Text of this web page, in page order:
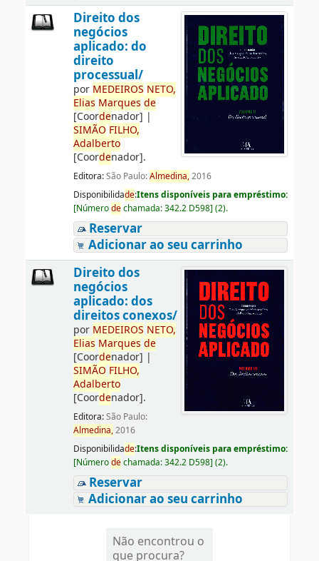
Direito dos
negócios
aplicado: do
direito
processual/
por MEDEIROS NETO,
Elias Marques de
[Coordenador] |
SIMÃO FILHO,
Adalberto
[Coordenador].
Editora:São Paulo:Almedina,2016
Disponibilidade:Itens disponíveis para empréstimo:
[Númerodechamada:342.2 D598] (2).
Reservar
Adicionar ao seu carrinho
Direito dos
negócios
aplicado: dos
direitos conexos/
por MEDEIROS NETO,
Elias Marques de
[Coordenador] |
SIMÃO FILHO,
Adalberto
[Coordenador].
Editora:São Paulo:
Almedina,2016
Disponibilidade:Itens disponíveis para empréstimo:
[Númerodechamada:342.2 D598] (2).
Reservar
Adicionar ao seu carrinho
Não encontrou o
que procura?